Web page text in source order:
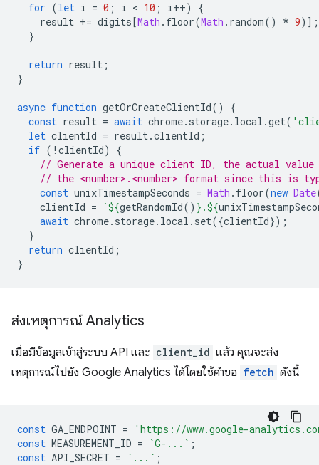
for (let i = 0 ; i < 10 ; i++)
{
result += digits[Math . floor(Math . random() * 9)];
}
return result ;
}
async function getOrCreateClientId()
{
const result = await chrome. storage. local .get(
let clientId = result.clientId ;
if ( ! clientId)
{
// Generate a unique client ID, the actual value
// the <number>.<number> format since this is
const unixTimestampSeconds = Math . floor(new Date
clientId = `${getRandomId() } .${
await chrome. storage. local . set({clientId});
}
return clientId ;
}
ส่งเหตุการณ์ Analytics
เมื่อมีข้อมูลเข้าสู่ระบบ API และ client_id แล้ว คุณจะส่ง
เหตุการณ์ไปยัง Google Analytics ได้โดยใช้คำขอ fetch ดังนี้
const GA_ENDPOINT =
'https://www.google-
const MEASUREMENT_ID = `G-...` ;
const API_SECRET = `...` ;